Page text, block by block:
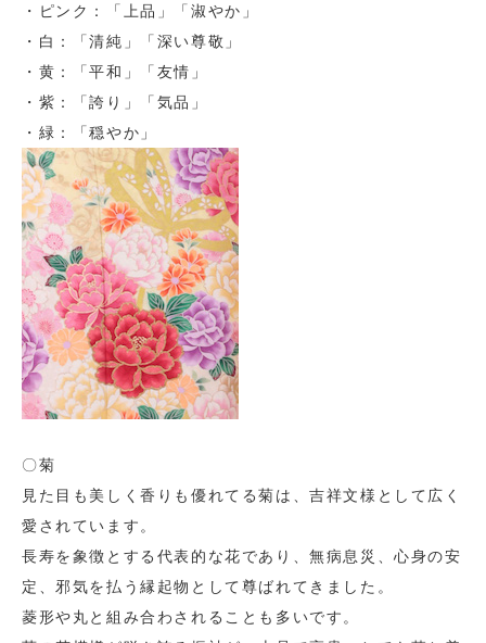
・ピンク：「上品」「淑やか」
・白：「清純」「深い尊敬」
・黄：「平和」「友情」
・紫：「誇り」「気品」
・緑：「穏やか」
〇菊
見た目も美しく香りも優れてる菊は、吉祥文様として広く
愛されています。
長寿を象徴とする代表的な花であり、無病息災、心身の安
定、邪気を払う縁起物として尊ばれてきました。
菱形や丸と組み合わされることも多いです。